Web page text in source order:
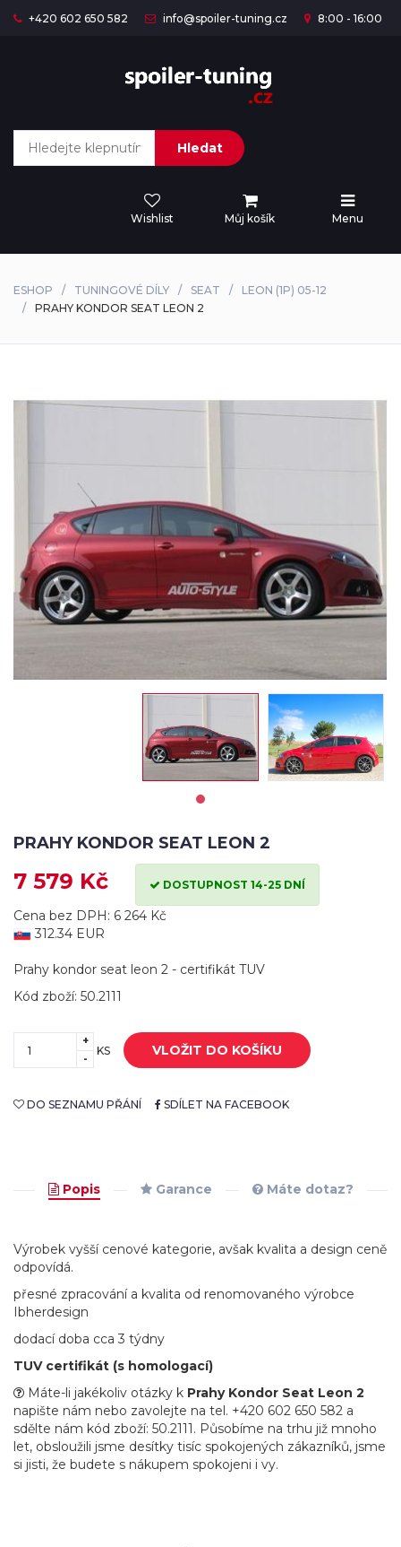
+420 602 650 582 info@spoiler-tuning.cz 8:00 - 16:00
Hledat
Wishlist Můj košík Menu
ESHOP TUNINGOVÉ DÍLY SEAT
LEON (1P) 05-12
PRAHY KONDOR SEAT LEON 2
PRAHY KONDOR SEAT LEON 2
7 579 Kč DOSTUPNOST 14-25 DNÍ
Cena bez DPH: 6 264 Kč
312.34 EUR
Prahy kondor seat leon 2 - certifikát TUV
Kód zboží: 50.2111
+
-
KS VLOŽIT DO KOŠÍKU
DO SEZNAMU PŘÁNÍ SDÍLET NA FACEBOOK
Popis Garance Máte dotaz?
Výrobek vyšší cenové kategorie, avšak kvalita a design ceně
odpovídá.
přesné zpracování a kvalita od renomovaného výrobce
Ibherdesign
dodací doba cca 3 týdny
TUV certifikát (s homologací)
Máte-li jakékoliv otázky k Prahy Kondor Seat Leon 2
napište nám nebo zavolejte na tel. +420 602 650 582 a
sdělte nám kód zboží: 50.2111. Působíme na trhu již mnoho
let, obsloužili jsme desítky tisíc spokojených zákazníků, jsme
si jisti, že budete s nákupem spokojeni i vy.